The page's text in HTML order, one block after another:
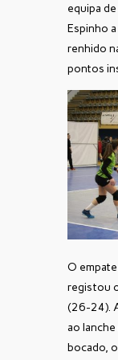
equipa
Espinho
renhido
pontos
O
registou
(26-24).
ao
bocado,